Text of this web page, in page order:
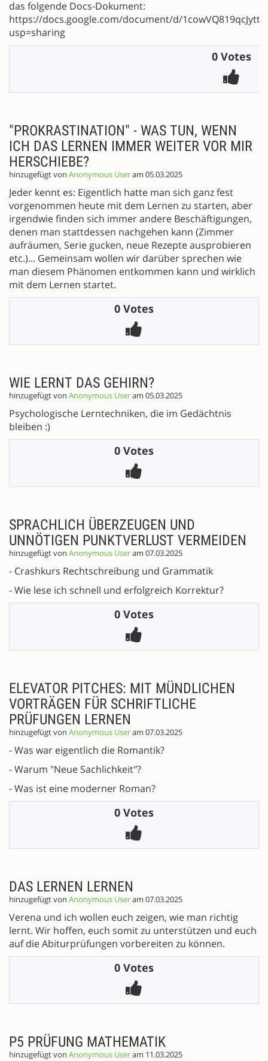
das folgende Docs-Dokument:
https://docs.google.com/document/d/
usp=sharing
0 Votes
"PROKRASTINATION" - WAS TUN, WENN
ICH DAS LERNEN IMMER WEITER VOR MIR
HERSCHIEBE?
hinzugefügt von Anonymous Useram 05.03.2025
Jeder kennt es: Eigentlich hatte man sich ganz fest
vorgenommen heute mit dem Lernen zu starten, aber
irgendwie finden sich immer andere Beschäftigungen,
denen man stattdessen nachgehen kann (Zimmer
aufräumen, Serie gucken, neue Rezepte ausprobieren
etc.)... Gemeinsam wollen wir darüber sprechen wie
man diesem Phänomen entkommen kann und wirklich
mit dem Lernen startet.
0 Votes
WIE LERNT DAS GEHIRN?
hinzugefügt von Anonymous Useram 05.03.2025
Psychologische Lerntechniken, die im Gedächtnis
bleiben :)
0 Votes
SPRACHLICH ÜBERZEUGEN UND
UNNÖTIGEN PUNKTVERLUST VERMEIDEN
hinzugefügt von Anonymous Useram 07.03.2025
- Crashkurs Rechtschreibung und Grammatik
- Wie lese ich schnell und erfolgreich Korrektur?
0 Votes
ELEVATOR PITCHES: MIT MÜNDLICHEN
VORTRÄGEN FÜR SCHRIFTLICHE
PRÜFUNGEN LERNEN
hinzugefügt von Anonymous Useram 07.03.2025
- Was war eigentlich die Romantik?
- Warum "Neue Sachlichkeit"?
- Was ist eine moderner Roman?
0 Votes
DAS LERNEN LERNEN
hinzugefügt von Anonymous Useram 07.03.2025
Verena und ich wollen euch zeigen, wie man richtig
lernt. Wir hoffen, euch somit zu unterstützen und euch
auf die Abiturprüfungen vorbereiten zu können.
0 Votes
P5 PRÜFUNG MATHEMATIK
hinzugefügt von Anonymous Useram 11.03.2025